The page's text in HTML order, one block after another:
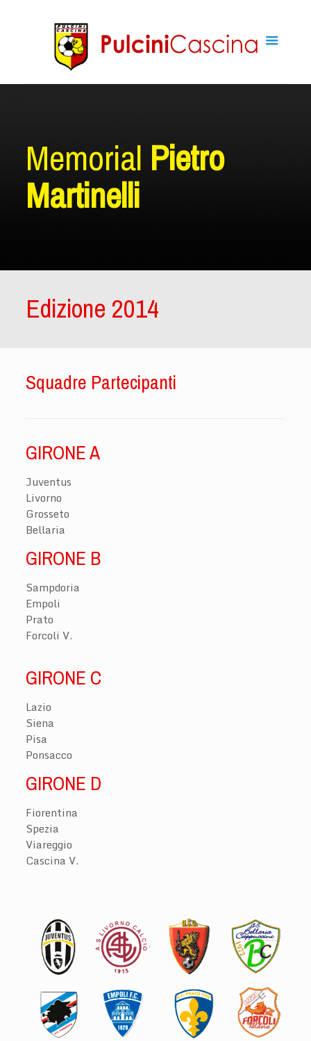
MemorialPietro
Martinelli
Edizione 2014
Squadre Partecipanti
GIRONE A
Juventus
Livorno
Grosseto
Bellaria
GIRONE B
Sampdoria
Empoli
Prato
Forcoli V.
GIRONE C
Lazio
Siena
Pisa
Ponsacco
GIRONE D
Fiorentina
Spezia
Viareggio
Cascina V.